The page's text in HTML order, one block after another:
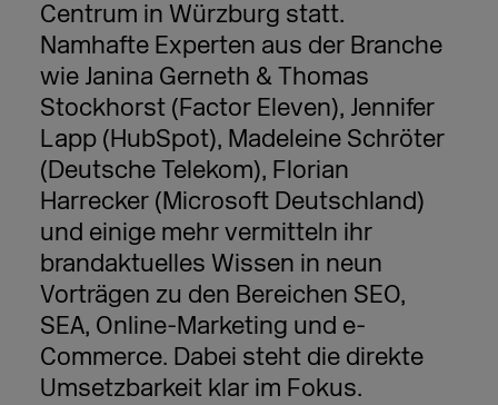
Centrum in Würzburg statt.
Namhafte Experten aus der Branche
wie Janina Gerneth & Thomas
Stockhorst (Factor Eleven), Jennifer
Lapp (HubSpot), Madeleine Schröter
(Deutsche Telekom), Florian
Harrecker (Microsoft Deutschland)
und einige mehr vermitteln ihr
brandaktuelles Wissen in neun
Vorträgen zu den Bereichen SEO,
SEA, Online-Marketing und e-
Commerce. Dabei steht die direkte
Umsetzbarkeit klar im Fokus.